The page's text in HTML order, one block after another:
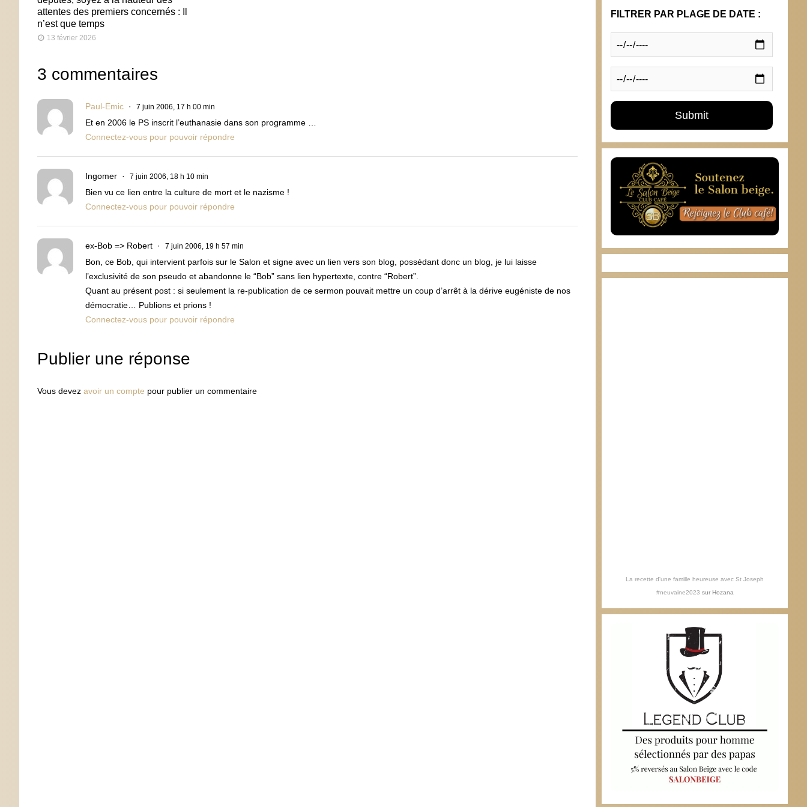
attentes des premiers concernés : Il
n’est que temps
13 février 2026
3 commentaires
Paul-Emic 7 juin 2006, 17 h 00 min
Et en 2006 le PS inscrit l’euthanasie dans son programme …
Connectez-vous pour pouvoir répondre
Ingomer 7 juin 2006, 18 h 10 min
Bien vu ce lien entre la culture de mort et le nazisme !
Connectez-vous pour pouvoir répondre
ex-Bob => Robert 7 juin 2006, 19 h 57 min
Bon, ce Bob, qui intervient parfois sur le Salon et signe avec un lien vers son blog, possédant donc un blog, je lui laisse
l’exclusivité de son pseudo et abandonne le “Bob” sans lien hypertexte, contre “Robert”.
Quant au présent post : si seulement la re-publication de ce sermon pouvait mettre un coup d’arrêt à la dérive eugéniste de nos
démocratie… Publions et prions !
Connectez-vous pour pouvoir répondre
Publier une réponse
Vous devez avoir un compte pour publier un commentaire
FILTRER PAR PLAGE DE DATE :
La recette d'une famille heureuse avec St Joseph
#neuvaine2023 sur Hozana